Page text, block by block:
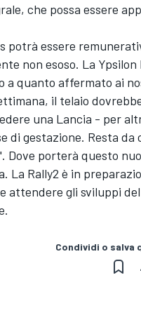
che possa essere
potrà essere
non esoso. La
a quanto affermato ai
il telaio
una Lancia - per
di gestazione. Resta
Dove porterà questo
La Rally2 è in
attendere gli sviluppi
Condividi o salva